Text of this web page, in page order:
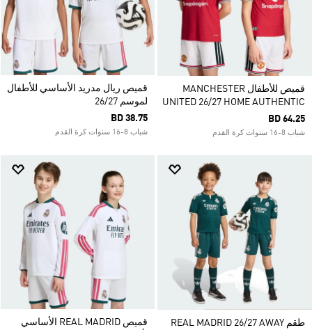
قميص للأطفال MANCHESTER
UNITED 26/27 HOME AUTHENTIC
BD 64.25
شباب 8-16 سنوات كرة القدم
قميص ريال مدريد الأساسي للأطفال
لموسم 26/27
BD 38.75
شباب 8-16 سنوات كرة القدم
طقم REAL MADRID 26/27 AWAY
قميص REAL MADRID الأساسي